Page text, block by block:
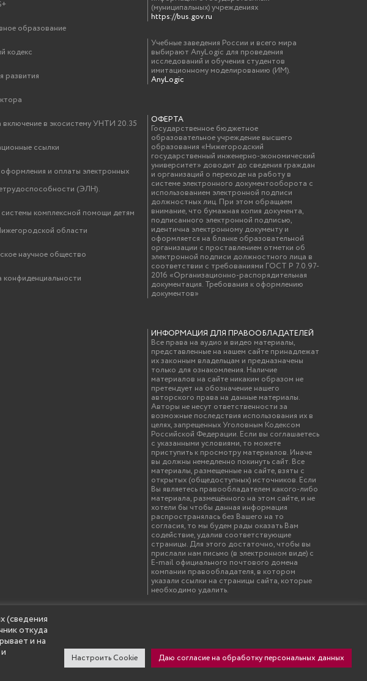
образование
кодекс
развития
включение в экосистему УНТИ 20.35
ссылки
и оплаты электронных
(ЭЛН).
системы комплексной помощи детям
области
научное общество
конфиденциальности
(муниципальных) учреждениях
https://bus.gov.ru
Учебные заведения России и всего мира
выбирают AnyLogic для проведения
исследований и обучения студентов
имитационному моделированию (ИМ).
AnyLogic
ОФЕРТА
Государственное бюджетное
образовательное учреждение высшего
образования «Нижегородский
государственный инженерно-экономический
университет» доводит до сведения граждан
и организаций о переходе на работу в
системе электронного документооборота с
использованием электронной подписи
должностных лиц. При этом обращаем
внимание, что бумажная копия документа,
подписанного электронной подписью,
идентична электронному документу и
оформляется на бланке образовательной
организации с проставлением отметки об
электронной подписи должностного лица в
соответствии с требованиями ГОСТ Р 7.0.97-
2016 «Организационно-распорядительная
документация. Требования к оформлению
документов»
ИНФОРМАЦИЯ ДЛЯ ПРАВООБЛАДАТЕЛЕЙ
Все права на аудио и видео материалы,
представленные на нашем сайте принадлежат
их законным владельцам и предназначены
только для ознакомления. Наличие
материалов на сайте никаким образом не
претендует на обозначение нашего
авторского права на данные материалы.
Авторы не несут ответственности за
возможные последствия использования их в
целях, запрещенных Уголовным Кодексом
Российской Федерации. Если вы соглашаетесь
с указанными условиями, то можете
приступить к просмотру материалов. Иначе
вы должны немедленно покинуть сайт. Все
материалы, размещенные на сайте, взяты с
открытых (общедоступных) источников. Если
Вы являетесь правообладателем какого-либо
материала, размещённого на этом сайте, и не
хотели бы чтобы данная информация
распространялась без Вашего на то
согласия, то мы будем рады оказать Вам
содействие, удалив соответствующие
страницы. Для этого достаточно, чтобы вы
прислали нам письмо (в электронном виде) с
E-mail официального почтового домена
компании правообладателя, в котором
указали ссылки на страницы сайта, которые
необходимо удалить.
государственный инженерно-экономический университет"
- 2026
(сведения
откуда
и на
Настроить Cookie Даю согласие на обработку персональных данных